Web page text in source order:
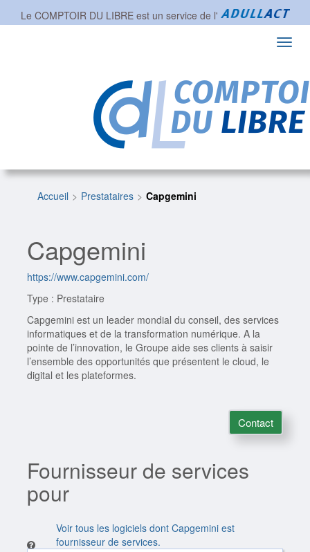
Le COMPTOIR DU LIBRE est un service de l'
Accueil Prestataires Capgemini
Capgemini
https://www.capgemini.com/
Type : Prestataire
Capgemini est un leader mondial du conseil, des services
informatiques et de la transformation numérique. A la
pointe de l’innovation, le Groupe aide ses clients à saisir
l’ensemble des opportunités que présentent le cloud, le
digital et les plateformes.
Contact
Fournisseur de services
pour
Voir tous les logiciels dont Capgemini est
fournisseur de services.